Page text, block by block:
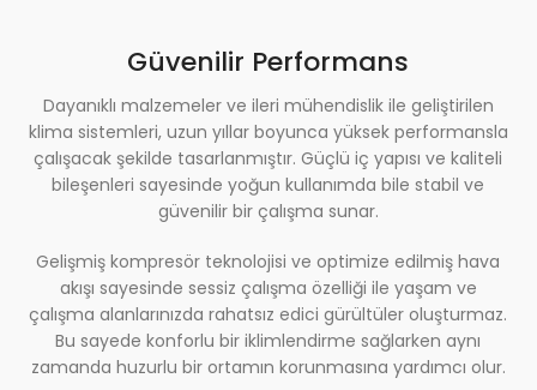
Güvenilir Performans
Dayanıklı malzemeler ve ileri mühendislik ile geliştirilen
klima sistemleri, uzun yıllar boyunca yüksek performansla
çalışacak şekilde tasarlanmıştır.Güçlüiçyapısıvekaliteli
bileşenlerisayesindeyoğunkullanımdabilestabilve
güvenilir bir çalışma sunar.
Gelişmişkompresör teknolojisiveoptimizeedilmişhava
akışı sayesinde sessiz çalışma özelliği ile yaşam ve
çalışmaalanlarınızdarahatsızedicigürültüleroluşturmaz.
Busayedekonforlubiriklimlendirmesağlarkenaynı
zamanda huzurlu bir ortamın korunmasına yardımcı olur.